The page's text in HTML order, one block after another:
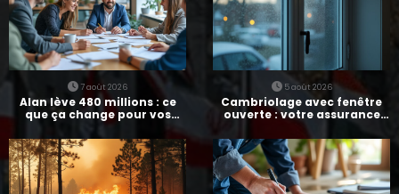
7 août 2026
Alan lève 480 millions : ce
que ça change pour vos
assurances
5 août 2026
Cambriolage avec fenêtre
ouverte : votre assurance
paie-t-elle ?